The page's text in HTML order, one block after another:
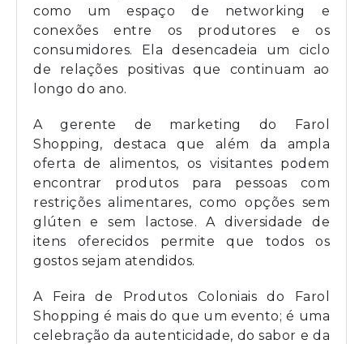
como um espaço de networking e
conexões entre os produtores e os
consumidores. Ela desencadeia um ciclo
de relações positivas que continuam ao
longo do ano.
A gerente de marketing do Farol
Shopping, destaca que além da ampla
oferta de alimentos, os visitantes podem
encontrar produtos para pessoas com
restrições alimentares, como opções sem
glúten e sem lactose. A diversidade de
itens oferecidos permite que todos os
gostos sejam atendidos.
A Feira de Produtos Coloniais do Farol
Shopping é mais do que um evento; é uma
celebração da autenticidade, do sabor e da